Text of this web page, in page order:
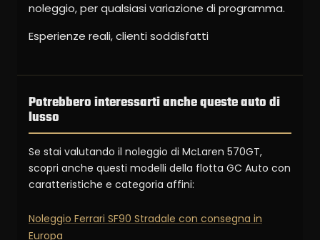
noleggio, per qualsiasi variazione di programma.
Esperienze reali, clienti soddisfatti
Potrebbero interessarti anche queste auto di
lusso
Se stai valutando il noleggio di McLaren 570GT,
scopri anche questi modelli della flotta GC Auto con
caratteristiche e categoria affini:
Noleggio Ferrari SF90 Stradale con consegna in
Europa